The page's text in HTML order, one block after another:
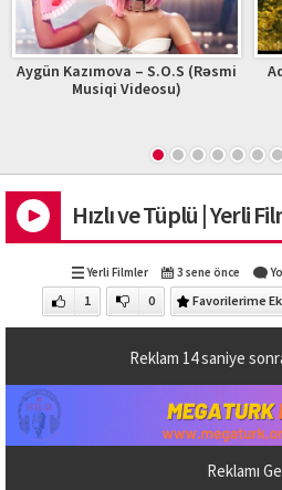
Aygün Kazımova – S.O.S (Rəsmi
Musiqi Videosu)
Hızlı ve Tüplü | Yerli
Yerli Filmler 3 sene önce
1 0 Favorilerime
Reklam 14saniye
Reklamı